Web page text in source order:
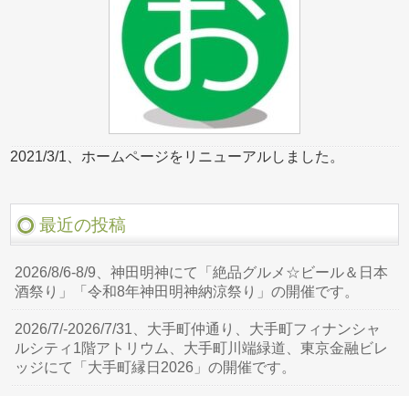
2021/3/1、ホームページをリニューアルしました。
最近の投稿
2026/8/6-8/9、神田明神にて「絶品グルメ☆ビール＆日本
酒祭り」「令和8年神田明神納涼祭り」の開催です。
2026/7/-2026/7/31、大手町仲通り、大手町フィナンシャ
ルシティ1階アトリウム、大手町川端緑道、東京金融ビレ
ッジにて「大手町縁日2026」の開催です。